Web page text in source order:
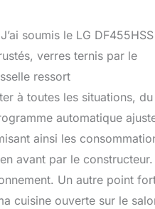
soumis le LG
verres ternis par le
ressort
à toutes les situations, du
automatique
ainsi les
avant par le constructeur.
Un autre point
cuisine ouverte sur le